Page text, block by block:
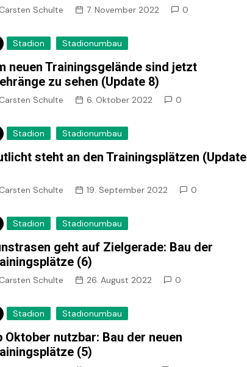
Schulte 7. November 2022 0
Stadion Stadionumbau
neuen Trainingsgelände sind jetzt
zu sehen (Update 8)
Schulte 6. Oktober 2022 0
Stadion Stadionumbau
steht an den Trainingsplätzen (Update
Schulte 19. September 2022 0
Stadion Stadionumbau
geht auf Zielgerade: Bau der
(6)
Schulte 26. August 2022 0
Stadion Stadionumbau
Oktober nutzbar: Bau der neuen
(5)